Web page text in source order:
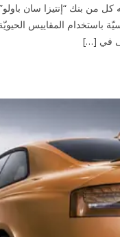
من بنك “إنتيزا سان باولو”
باستخدام المقاييس
في […]